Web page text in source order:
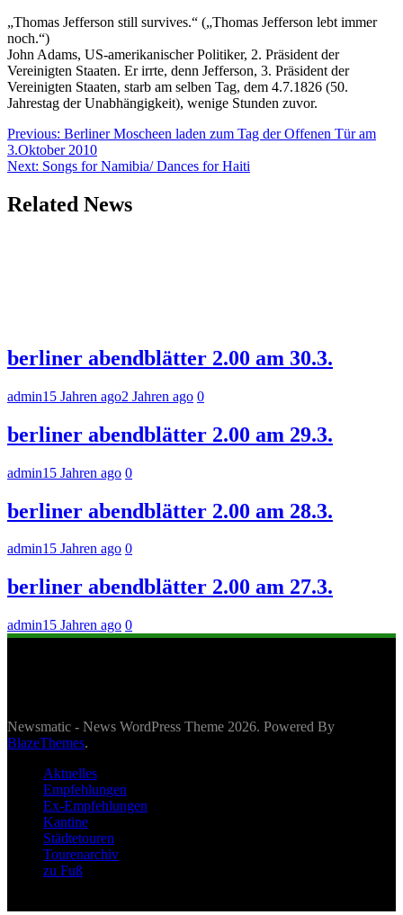
„Thomas Jefferson still survives.“ („Thomas Jefferson lebt immer
noch.“)
John Adams, US-amerikanischer Politiker, 2. Präsident der
Vereinigten Staaten. Er irrte, denn Jefferson, 3. Präsident der
Vereinigten Staaten, starb am selben Tag, dem 4.7.1826 (50.
Jahrestag der Unabhängigkeit), wenige Stunden zuvor.
Beitragsnavigation
Previous: Berliner Moscheen laden zum Tag der Offenen Tür am
3.Oktober 2010
Next: Songs for Namibia/ Dances for Haiti
Related News
berliner abendblätter 2.00 am 30.3.
admin15 Jahren ago2 Jahren ago 0
berliner abendblätter 2.00 am 29.3.
admin15 Jahren ago 0
berliner abendblätter 2.00 am 28.3.
admin15 Jahren ago 0
berliner abendblätter 2.00 am 27.3.
admin15 Jahren ago 0
Newsmatic - News WordPress Theme 2026. Powered By
BlazeThemes.
Aktuelles
Empfehlungen
Ex-Empfehlungen
Kantine
Städtetouren
Tourenarchiv
zu Fuß